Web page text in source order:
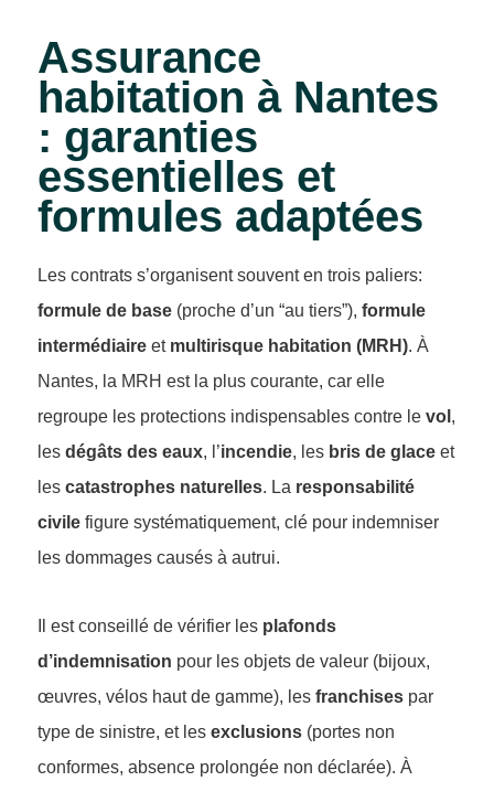
Assurance
habitation à Nantes
: garanties
essentielles et
formules adaptées
Les contrats s’organisent souvent en trois paliers:
formule de base (proche d’un “au tiers”), formule
intermédiaire et multirisque habitation (MRH). À
Nantes, la MRH est la plus courante, car elle
regroupe les protections indispensables contre le vol ,
les dégâts des eaux, l’incendie, les bris de glace et
les catastrophes naturelles. La responsabilité
civile figure systématiquement, clé pour indemniser
les dommages causés à autrui.
Il est conseillé de vérifier les plafonds
d’indemnisation pour les objets de valeur (bijoux,
œuvres, vélos haut de gamme), les franchises par
type de sinistre, et les exclusions (portes non
conformes, absence prolongée non déclarée). À